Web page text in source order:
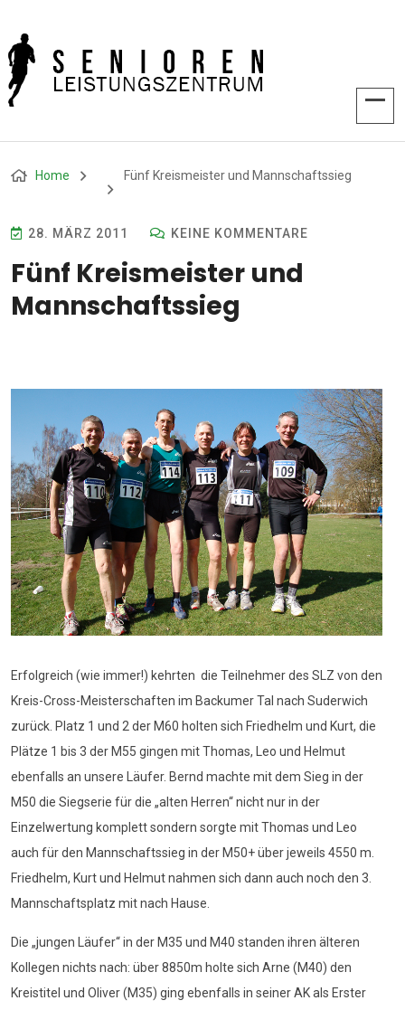
Home Fünf Kreismeister und Mannschaftssieg
28. MÄRZ 2011 KEINE KOMMENTARE
Fünf Kreismeister und
Mannschaftssieg
Erfolgreich (wie immer!) kehrten die Teilnehmer des SLZ von den
Kreis-Cross-Meisterschaften im Backumer Tal nach Suderwich
zurück. Platz 1 und 2 der M60 holten sich Friedhelm und Kurt, die
Plätze 1 bis 3 der M55 gingen mit Thomas, Leo und Helmut
ebenfalls an unsere Läufer. Bernd machte mit dem Sieg in der
M50 die Siegserie für die „alten Herren“ nicht nur in der
Einzelwertung komplett sondern sorgte mit Thomas und Leo
auch für den Mannschaftssieg in der M50+ über jeweils 4550 m.
Friedhelm, Kurt und Helmut nahmen sich dann auch noch den 3.
Mannschaftsplatz mit nach Hause.
Die „jungen Läufer“ in der M35 und M40 standen ihren älteren
Kollegen nichts nach: über 8850m holte sich Arne (M40) den
Kreistitel und Oliver (M35) ging ebenfalls in seiner AK als Erster